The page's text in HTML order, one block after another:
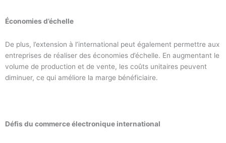
Économies d’échelle
De plus, l’extension à l’international peut également permettre aux
entreprises de réaliser des économies d’échelle. En augmentant le
volume de production et de vente, les coûts unitaires peuvent
diminuer, ce qui améliore la marge bénéficiaire.
Défis du commerce électronique international